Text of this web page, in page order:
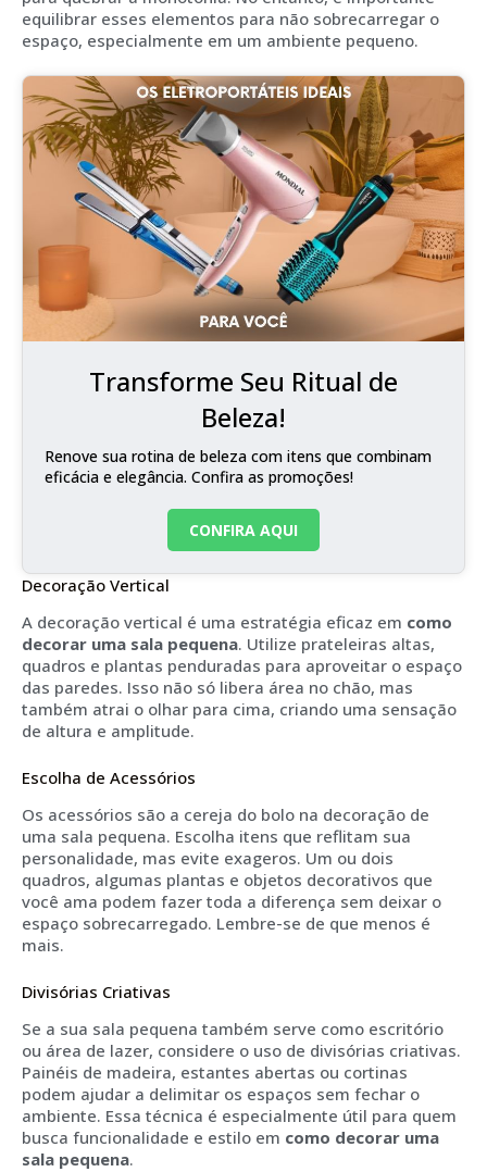
equilibrar esses elementos para não sobrecarregar o
espaço, especialmente em um ambiente pequeno.
Transforme Seu Ritual de
Beleza!
Renove sua rotina de beleza com itens que combinam
eficácia e elegância. Confira as promoções!
CONFIRA AQUI
Decoração Vertical
A decoração vertical é uma estratégia eficaz em como
decorar uma sala pequena. Utilize prateleiras altas,
quadros e plantas penduradas para aproveitar o espaço
das paredes. Isso não só libera área no chão, mas
também atrai o olhar para cima, criando uma sensação
de altura e amplitude.
Escolha de Acessórios
Os acessórios são a cereja do bolo na decoração de
uma sala pequena. Escolha itens que reflitam sua
personalidade, mas evite exageros. Um ou dois
quadros, algumas plantas e objetos decorativos que
você ama podem fazer toda a diferença sem deixar o
espaço sobrecarregado. Lembre-se de que menos é
mais.
Divisórias Criativas
Se a sua sala pequena também serve como escritório
ou área de lazer, considere o uso de divisórias criativas.
Painéis de madeira, estantes abertas ou cortinas
podem ajudar a delimitar os espaços sem fechar o
ambiente. Essa técnica é especialmente útil para quem
busca funcionalidade e estilo em como decorar uma
sala pequena.